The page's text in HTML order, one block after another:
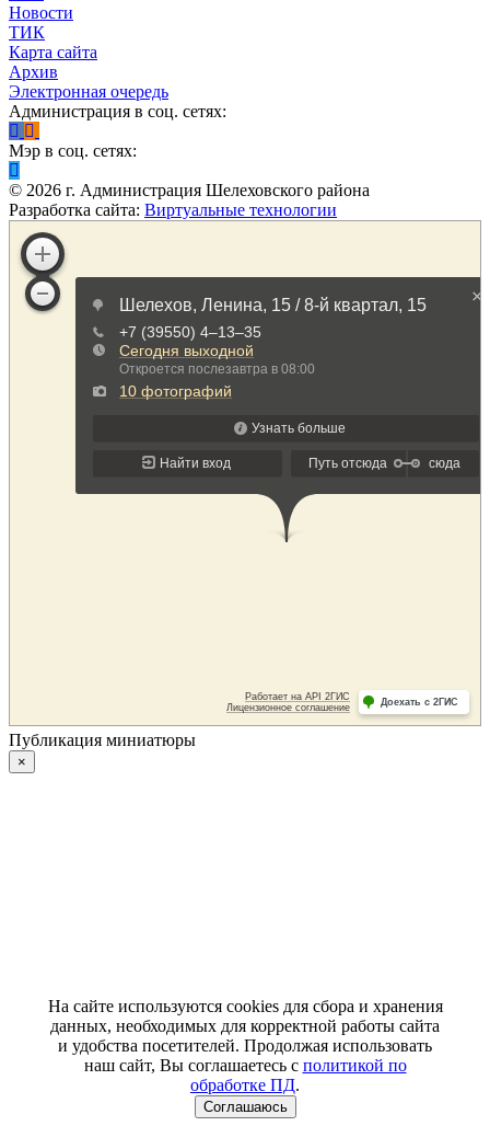
Новости
ТИК
Карта сайта
Архив
Электронная очередь
Администрация в соц. сетях:
Мэр в соц. сетях:
© 2026 г. Администрация Шелеховского района
Разработка сайта: Виртуальные технологии
Публикация миниатюры
×
На сайте используются cookies для сбора и хранения
данных, необходимых для корректной работы сайта
и удобства посетителей. Продолжая использовать
наш сайт, Вы соглашаетесь с политикой по
обработке ПД.
Соглашаюсь